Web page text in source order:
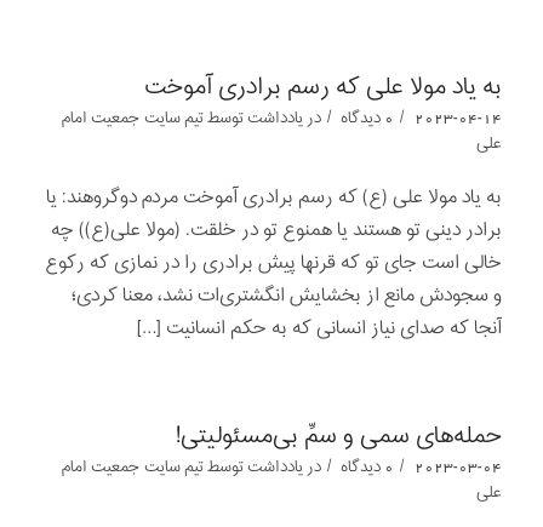
به یاد مولا علی که رسم برادری آموخت
2023-04-14
/ 0 دیدگاه / دریادداشت‌‌‌‌‌‌‌توسطتیم سایت جمعیت امام
علی
به یاد مولا علی (ع) که رسم برادری آموخت مردم دو‌گروهند: یا
برادر دینی تو هستند یا همنوع تو در خلقت. (مولا علی(ع)) چه
خالی است جای تو که قرنها پیش برادری را در نمازی که رکوع
و سجودش مانع از بخشایش انگشتری‌ات نشد، معنا کردی؛
آنجا که صدای نیاز انسانی که به حکم انسانیت […]
حمله‌های سمی و سمِّ بی‌مسئولیتی!
2023-03-04
/ 0 دیدگاه / دریادداشت‌‌‌‌‌‌‌توسطتیم سایت جمعیت امام
علی